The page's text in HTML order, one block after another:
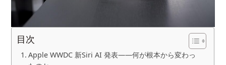
目次
Apple WWDC 新Siri AI 発表——何が根本から変わっ